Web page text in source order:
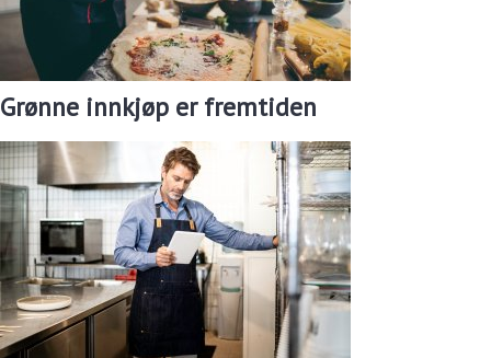
Grønne innkjøp er fremtiden